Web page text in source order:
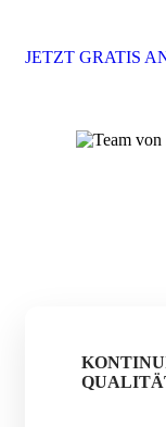
JETZT GRATIS